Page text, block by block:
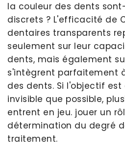
la couleur des dents
discrets ? L'efficacité de
dentaires transparents
seulement sur leur
dents, mais également
s'intègrent parfaitement
des dents. Si l'objectif est
invisible que possible,
entrent en jeu. jouer un
détermination du degré
traitement.